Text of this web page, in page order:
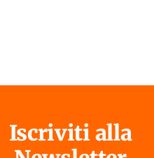
Iscriviti alla